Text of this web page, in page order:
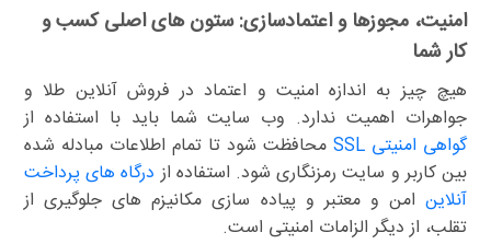
امنیت، مجوزها و اعتمادسازی: ستون های اصلی کسب و
کار شما
هیچ چیز به اندازه امنیت و اعتماد در فروش آنلاین طلا و
جواهرات اهمیت ندارد. وب سایت شما باید با استفاده از
گواهی امنیتی SSL
محافظت شود تا تمام اطلاعات مبادله شده
بین کاربر و سایت رمزنگاری شود. استفاده از درگاه های پرداخت
آنلاین امن و معتبر و پیاده سازی مکانیزم های جلوگیری از
تقلب، از دیگر الزامات امنیتی است.